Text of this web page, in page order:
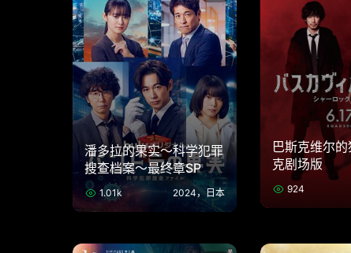
潘多拉的果实～科学犯罪
搜查档案～最终章SP
1.01k 2024，日本
巴斯克维尔
克剧场版
924